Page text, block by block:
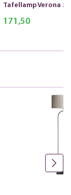
Tafellamp Verona
171,50